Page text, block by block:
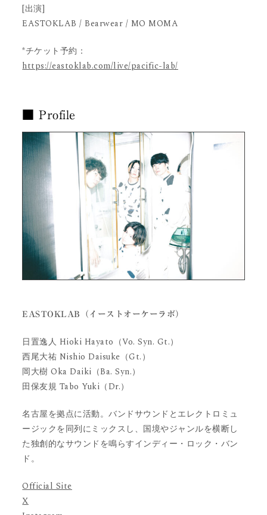
[出演]
EASTOKLAB / Bearwear / MO MOMA
*チケット予約：
https://eastoklab.com/live/pacific-lab/
■ Profile
EASTOKLAB（イーストオーケーラボ）
日置逸人 Hioki Hayato（Vo. Syn. Gt.）
西尾大祐 Nishio Daisuke（Gt.）
岡大樹 Oka Daiki（Ba. Syn.）
田保友規 Tabo Yuki（Dr.）
名古屋を拠点に活動。バンドサウンドとエレクトロミュ
ージックを同列にミックスし、国境やジャンルを横断し
た独創的なサウンドを鳴らすインディー・ロック・バン
ド。
Official Site
X